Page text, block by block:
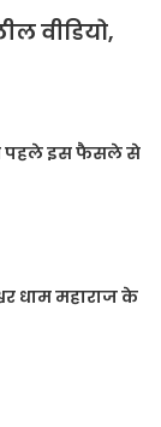
वीडियो,
पहले इस फैसले से
धाम महाराज के